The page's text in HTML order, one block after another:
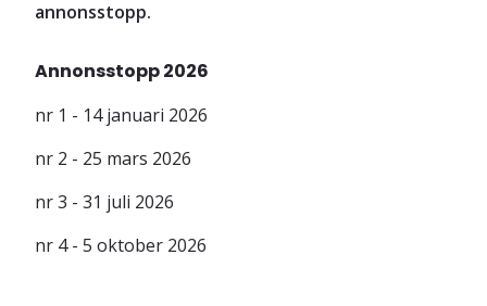
annonsstopp.
Annonsstopp 2026
nr 1 - 14 januari 2026
nr 2 - 25 mars 2026
nr 3 - 31 juli 2026
nr 4 - 5 oktober 2026